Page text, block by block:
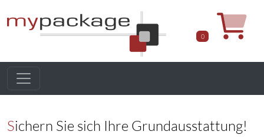
0
Sichern Sie sich Ihre Grundausstattung!